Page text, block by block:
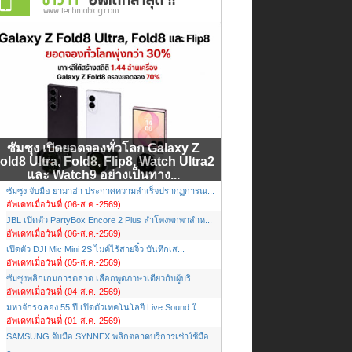
ซัมซุง เปิดยอดจองทั่วโลก Galaxy Z
Ultra, Fold8, Flip8, Watch Ultra2
และ Watch9 อย่างเป็นทาง...
ซัมซุง จับมือ ยามาฮ่า ประกาศความสำเร็จปรากฏการณ...
อัพเดทเมื่อวันที่ (06-ส.ค.-2569)
JBL เปิดตัว PartyBox Encore 2 Plus ลำโพงพกพาสำห...
อัพเดทเมื่อวันที่ (06-ส.ค.-2569)
เปิดตัว DJI Mic Mini 2S ไมค์ไร้สายจิ๋ว บันทึกเส...
อัพเดทเมื่อวันที่ (05-ส.ค.-2569)
ซัมซุงพลิกเกมการตลาด เลือกพูดภาษาเดียวกับผู้บริ...
อัพเดทเมื่อวันที่ (04-ส.ค.-2569)
มหาจักรฉลอง 55 ปี เปิดตัวเทคโนโลยี Live Sound ใ...
อัพเดทเมื่อวันที่ (01-ส.ค.-2569)
SAMSUNG จับมือ SYNNEX พลิกตลาดบริการเช่าใช้มือ